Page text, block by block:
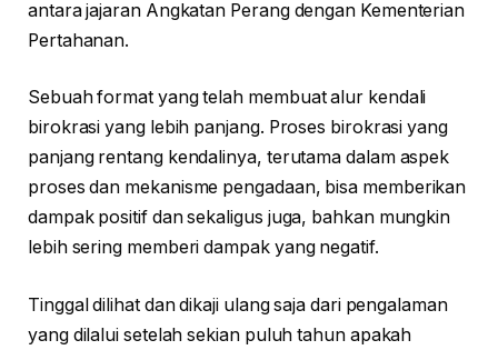
antara jajaran Angkatan Perang dengan Kementerian
Pertahanan.
Sebuah format yang telah membuat alur kendali
birokrasi yang lebih panjang. Proses birokrasi yang
panjang rentang kendalinya, terutama dalam aspek
proses dan mekanisme pengadaan, bisa memberikan
dampak positif dan sekaligus juga, bahkan mungkin
lebih sering memberi dampak yang negatif.
Tinggal dilihat dan dikaji ulang saja dari pengalaman
yang dilalui setelah sekian puluh tahun apakah